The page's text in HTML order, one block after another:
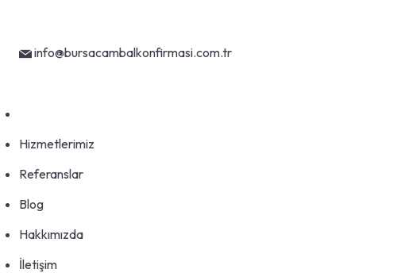
contentinfo@bursacambalkonfirmasi.com.tr
Hizmetlerimiz
Referanslar
Blog
Hakkımızda
İletişim